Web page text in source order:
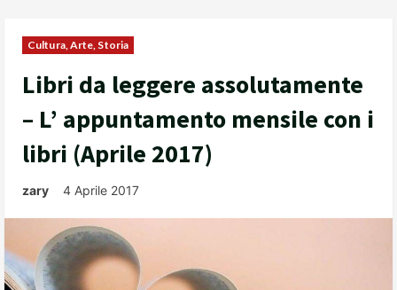
Cultura, Arte, Storia
Libri da leggere assolutamente
– L’ appuntamento mensile con i
libri (Aprile 2017)
zary 4 Aprile 2017